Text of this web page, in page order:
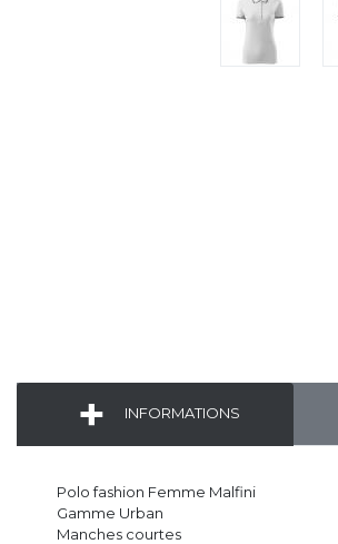
INFORMATIONS
Polo fashion Femme Malfini
Gamme Urban
Manches courtes